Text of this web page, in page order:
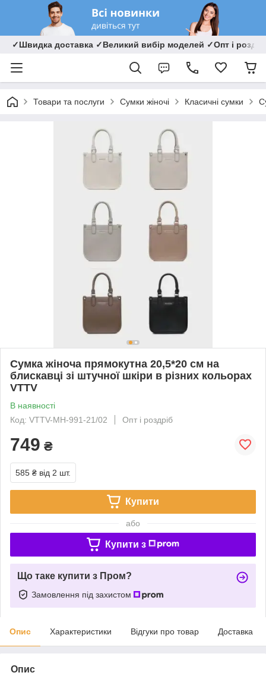
✓Швидка доставка ✓Великий вибір моделей ✓Опт і
Товари та послуги Сумки жіночі Класичні сумки
Сумка жіноча прямокутна 20,5*20 см на
блискавці зі штучної шкіри в різних кольорах
VTTV
В наявності
Код: VTTV-MH-991-21/02
Опт і роздріб
749 ₴
585 ₴ від 2 шт.
Купити
або
Купити з
Що таке купити з Пром?
Замовлення під захистом
Опис Характеристики Відгуки про товар Доставка
Опис